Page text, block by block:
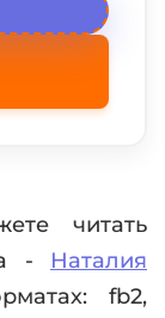
читать
- Наталия
fb2,